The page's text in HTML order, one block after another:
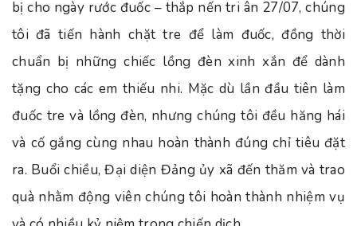
bị cho ngày rước đuốc – thắp nến tri ân 27/07, chúng
tôi đã tiến hành chặt tre để làm đuốc, đồng thời
chuẩn bị những chiếc lồng đèn xinh xắn để dành
tặng cho các em thiếu nhi. Mặc dù lần đầu tiên làm
đuốc tre và lồng đèn, nhưng chúng tôi đều hăng hái
và cố gắng cùng nhau hoàn thành đúng chỉ tiêu đặt
ra. Buổi chiều, Đại diện Đảng ủy xã đến thăm và trao
quà nhằm động viên chúng tôi hoàn thành nhiệm vụ